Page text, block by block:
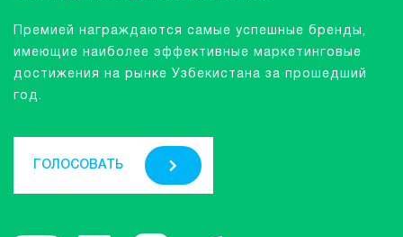
Премией награждаются самые успешные бренды,
имеющие наиболее эффективные маркетинговые
достижения на рынке Узбекистана за прошедший
год.
ГОЛОСОВАТЬ